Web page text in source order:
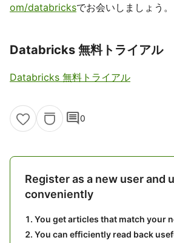
om/databricksでお会いしましょう。
Databricks 無料トライアル
Databricks 無料トライアル
comment0
Register as a new user and
conveniently
You get articles that match your
You can efficiently read back